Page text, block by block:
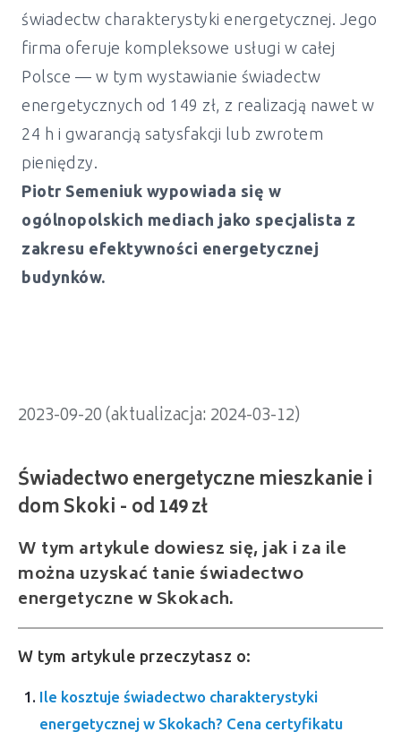
świadectw charakterystyki energetycznej. Jego
firma oferuje kompleksowe usługi w całej
Polsce — w tym wystawianie świadectw
energetycznych od 149 zł, z realizacją nawet w
24 h i gwarancją satysfakcji lub zwrotem
pieniędzy.
Piotr Semeniuk wypowiada się w
ogólnopolskich mediach jako specjalista z
zakresu efektywności energetycznej
budynków.
2023-09-20 (aktualizacja: 2024-03-12)
Świadectwo energetyczne mieszkanie i
W tym artykule dowiesz się, jak i za ile
można uzyskać tanie świadectwo
energetyczne w Skokach.
W tym artykule przeczytasz o:
Ile kosztuje świadectwo charakterystyki
energetycznej w Skokach? Cena certyfikatu